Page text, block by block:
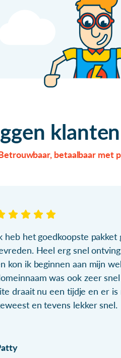
betaalbaar met
heb het goedkoopste
Heel erg snel
kon ik beginnen aan mijn
was ook zeer
draait nu een tijdje en er
en tevens lekker snel.